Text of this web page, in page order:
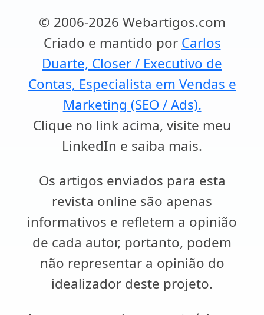
© 2006-2026 Webartigos.com
Criado e mantido por Carlos
Duarte, Closer / Executivo de
Contas, Especialista em Vendas e
Marketing (SEO / Ads).
Clique no link acima, visite meu
LinkedIn e saiba mais.
Os artigos enviados para esta
revista online são apenas
informativos e refletem a opinião
de cada autor, portanto, podem
não representar a opinião do
idealizador deste projeto.